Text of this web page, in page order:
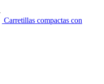
Carretillas compactas con